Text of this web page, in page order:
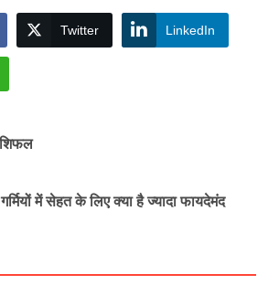
Twitter LinkedIn
में सेहत के लिए क्या है ज्यादा फायदेमंद